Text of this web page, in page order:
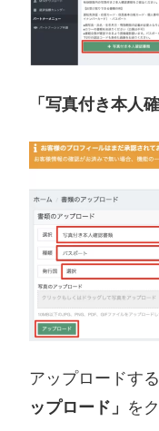
「写真付き本人
アップロードす
ップロード」 を